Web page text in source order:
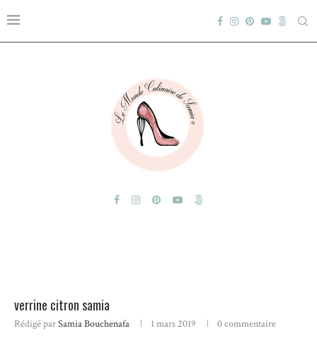
verrine citron samia
Rédigé parSamia Bouchenafa 1 mars 2019 0 commentaire